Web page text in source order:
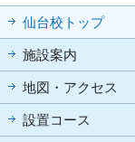
仙台校トップ
施設案内
地図・アクセス
設置コース